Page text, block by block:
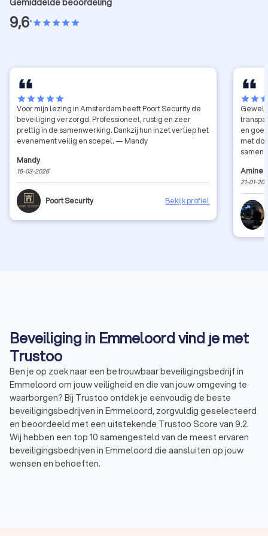
Gemiddelde beoordeling
9,6•starstarstarstarstar
starstarstarstarstar
Voor mijn lezing in Amsterdam heeft Poort Security de
beveiliging verzorgd. Professioneel, rustig en zeer
prettig in de samenwerking. Dankzij hun inzet verliep het
evenement veilig en soepel. — Mandy
Mandy
16-03-2026
Poort Security Bekijk profiel
starstar
en
met
samen
Amine
21-01-
Beveiliging in Emmeloord vind je met
Trustoo
Ben je op zoek naar een betrouwbaar beveiligingsbedrijf in
Emmeloord om jouw veiligheid en die van jouw omgeving te
waarborgen? Bij Trustoo ontdek je eenvoudig de beste
beveiligingsbedrijven in Emmeloord, zorgvuldig geselecteerd
en beoordeeld met een uitstekende Trustoo Score van 9.2.
Wij hebben een top 10 samengesteld van de meest ervaren
beveiligingsbedrijven in Emmeloord die aansluiten op jouw
wensen en behoeften.